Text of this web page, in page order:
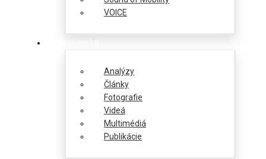
VOICE
Analýzy
Články
Fotografie
Videá
Multimédiá
Publikácie